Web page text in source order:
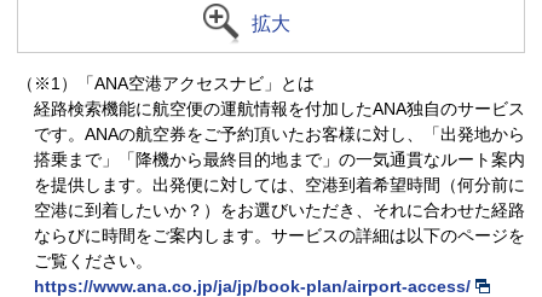
拡大
（※1）「ANA空港アクセスナビ」とは
経路検索機能に航空便の運航情報を付加したANA独自のサービス
です。ANAの航空券をご予約頂いたお客様に対し、「出発地から
搭乗まで」「降機から最終目的地まで」の一気通貫なルート案内
を提供します。出発便に対しては、空港到着希望時間（何分前に
空港に到着したいか？）をお選びいただき、それに合わせた経路
ならびに時間をご案内します。サービスの詳細は以下のページを
ご覧ください。
https://www.ana.co.jp/ja/jp/book-plan/airport-access/